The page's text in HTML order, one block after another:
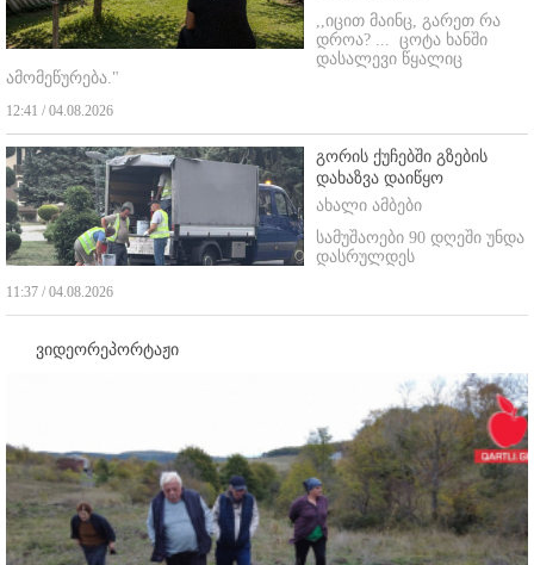
,,იცით მაინც, გარეთ რა
დროა? ... ცოტა ხანში
დასალევი წყალიც
ამომეწურება."
12:41 / 04.08.2026
გორის ქუჩებში გზების
დახაზვა დაიწყო
ახალი ამბები
სამუშაოები 90 დღეში უნდა
დასრულდეს
11:37 / 04.08.2026
ვიდეორეპორტაჟი